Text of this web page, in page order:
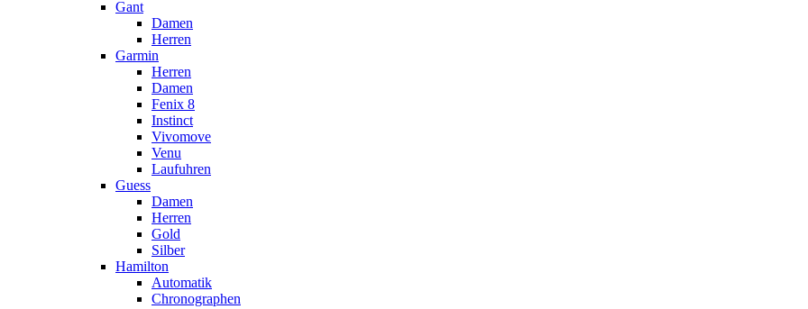
Gant
Damen
Herren
Garmin
Herren
Damen
Fenix 8
Instinct
Vivomove
Venu
Laufuhren
Guess
Damen
Herren
Gold
Silber
Hamilton
Automatik
Chronographen